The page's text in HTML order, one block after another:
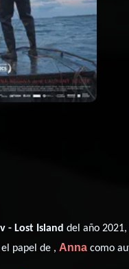
- Lost Island del año
el papel de ,Anna como